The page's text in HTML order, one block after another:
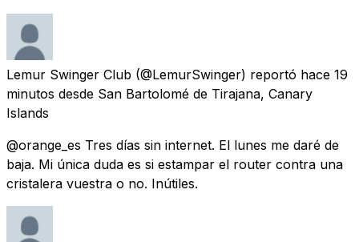
Lemur Swinger Club (@LemurSwinger) reportó hace 19
minutos desde San Bartolomé de Tirajana, Canary
Islands
@orange_es Tres días sin internet. El lunes me daré de
baja. Mi única duda es si estampar el router contra una
cristalera vuestra o no. Inútiles.